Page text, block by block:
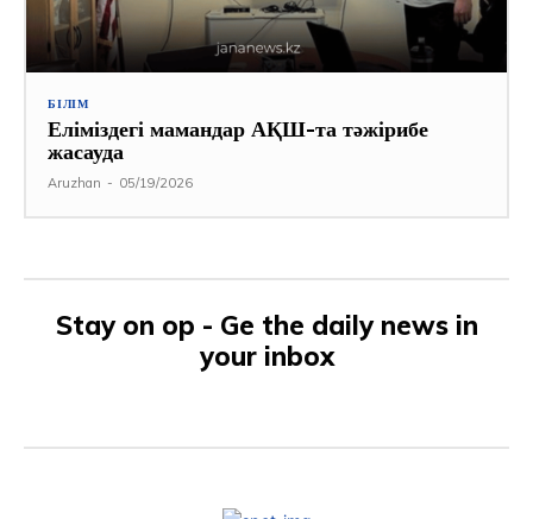
БІЛІМ
Еліміздегі мамандар АҚШ-та тәжірибе
жасауда
Aruzhan - 05/19/2026
Stay on op - Ge the daily news in
your inbox